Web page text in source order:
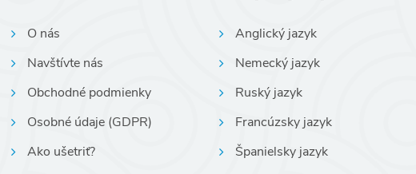
O nás
Navštívte nás
Obchodné podmienky
Osobné údaje (GDPR)
Ako ušetriť?
Anglický jazyk
Nemecký jazyk
Ruský jazyk
Francúzsky jazyk
Španielsky jazyk